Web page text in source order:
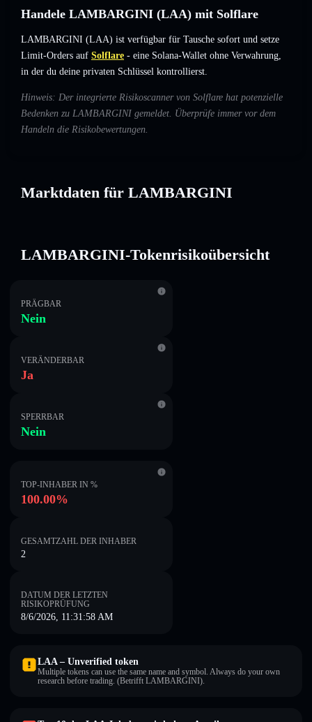
Handele LAMBARGINI (LAA) mit Solflare
LAMBARGINI (LAA) ist verfügbar für Tausche sofort und setze
Limit-Orders auf Solflare - eine Solana-Wallet ohne Verwahrung,
in der du deine privaten Schlüssel kontrollierst.
Hinweis: Der integrierte Risikoscanner von Solflare hat potenzielle
Bedenken zu LAMBARGINI gemeldet. Überprüfe immer vor dem
Handeln die Risikobewertungen.
Marktdaten für LAMBARGINI
LAMBARGINI-Tokenrisikoübersicht
PRÄGBAR
Nein
VERÄNDERBAR
Ja
SPERRBAR
Nein
TOP-INHABER IN %
100.00%
GESAMTZAHL DER INHABER
2
DATUM DER LETZTEN
RISIKOPRÜFUNG
8/6/2026, 11:31:58 AM
LAA – Unverified token
Multiple tokens can use the same name and symbol. Always do your own
research before trading. (Betrifft LAMBARGINI).